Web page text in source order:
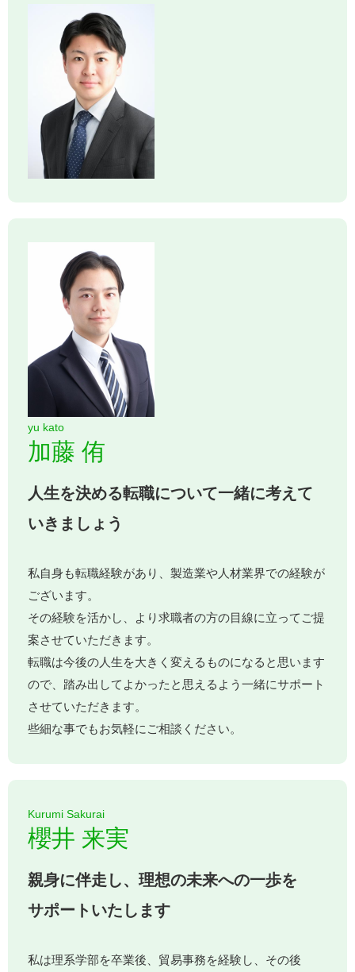
yu kato
加藤 侑
人生を決める転職について一緒に考えて
いきましょう
私自身も転職経験があり、製造業や人材業界での経験が
ございます。
その経験を活かし、より求職者の方の目線に立ってご提
案させていただきます。
転職は今後の人生を大きく変えるものになると思います
ので、踏み出してよかったと思えるよう一緒にサポート
させていただきます。
些細な事でもお気軽にご相談ください。
Kurumi Sakurai
櫻井 来実
親身に伴走し、理想の未来への一歩を
サポートいたします
私は理系学部を卒業後、貿易事務を経験し、その後